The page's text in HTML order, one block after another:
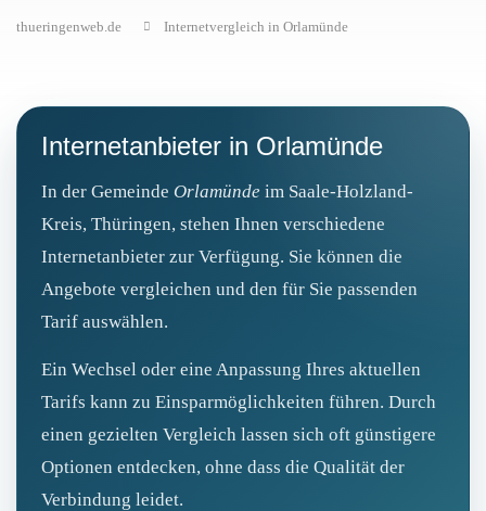
thueringenweb.de Internetvergleich in Orlamünde
Internetanbieter in Orlamünde
In der Gemeinde Orlamünde im Saale-Holzland-
Kreis, Thüringen, stehen Ihnen verschiedene
Internetanbieter zur Verfügung. Sie können die
Angebote vergleichen und den für Sie passenden
Tarif auswählen.
Ein Wechsel oder eine Anpassung Ihres aktuellen
Tarifs kann zu Einsparmöglichkeiten führen. Durch
einen gezielten Vergleich lassen sich oft günstigere
Optionen entdecken, ohne dass die Qualität der
Verbindung leidet.